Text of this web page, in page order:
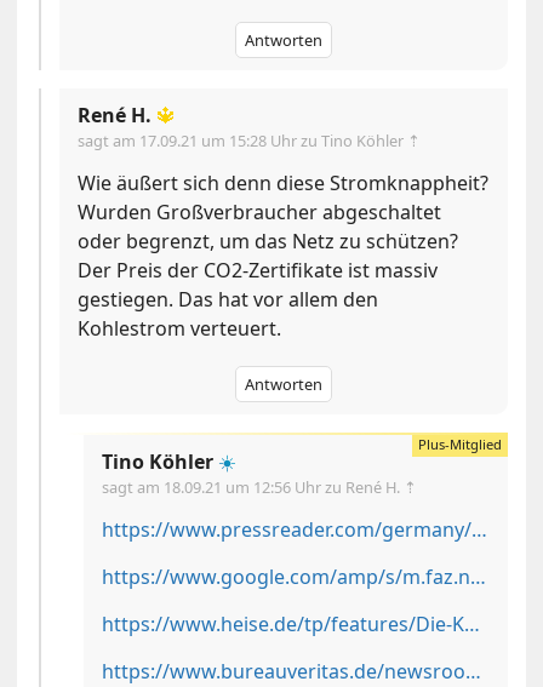
Antworten
René H. 🔱
sagt am 17.09.21 um 15:28 Uhrzu Tino Köhler ⇡
Wie äußert sich denn diese Stromknappheit?
Wurden Großverbraucher abgeschaltet
oder begrenzt, um das Netz zu schützen?
Der Preis der CO2-Zertifikate ist massiv
gestiegen. Das hat vor allem den
Kohlestrom verteuert.
Antworten
Tino Köhler ☀️
sagt am 18.09.21 um 12:56 Uhrzu René H. ⇡
https://www.pressreader.com/germany/9hrz/20210909/282535841486764
https://www.google.com/amp/s/m.faz.net/aktuell/wirtschaft/klima-energie-und-umwelt/industriebetriebe-kurzzeitig-vom-stromnetz-genommen-17487869.amp.html
https://www.heise.de/tp/features/Die-Komplexitaet-der-Stromversorgung-nimmt-zu-5041575.html?seite=all
https://www.bureauveritas.de/newsroom/erneuter-abfall-der-netzfrequenz